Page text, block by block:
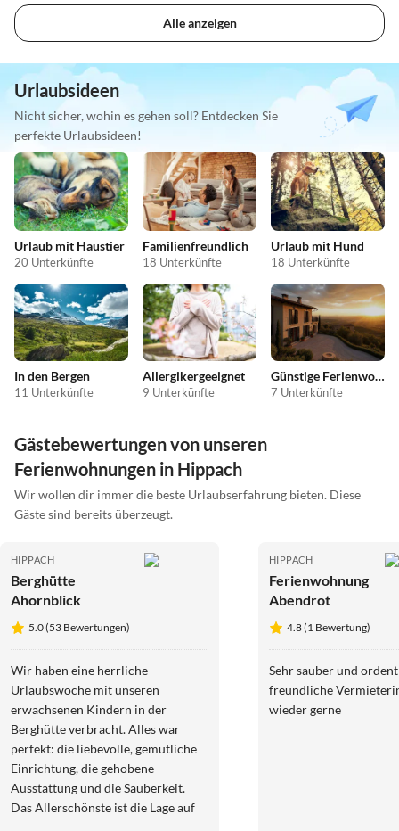
Alle anzeigen
Urlaubsideen
Nicht sicher, wohin es gehen soll? Entdecken Sie
perfekte Urlaubsideen!
Urlaub mit Haustier
20 Unterkünfte
Familienfreundlich
18 Unterkünfte
Urlaub mit Hund
18 Unterkünfte
In den Bergen
11 Unterkünfte
Allergikergeeignet
9 Unterkünfte
Günstige Ferienwohnungen
7 Unterkünfte
Gästebewertungen von unseren
Ferienwohnungen in Hippach
Wir wollen dir immer die beste Urlaubserfahrung bieten. Diese
Gäste sind bereits überzeugt.
HIPPACH
Berghütte
Ahornblick
5.0 (53 Bewertungen)
Wir haben eine herrliche
Urlaubswoche mit unseren
erwachsenen Kindern in der
Berghütte verbracht. Alles war
perfekt: die liebevolle, gemütliche
Einrichtung, die gehobene
Ausstattung und die Sauberkeit.
Das Allerschönste ist die Lage auf
HIPPACH
Ferienwohnung
Abendrot
4.8 (1 Bewertung)
Sehr sauber und
freundliche
wieder gerne